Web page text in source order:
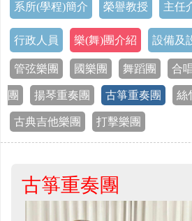
系所(學程)簡介 榮譽教授 主任
行政人員 樂(舞)團介紹 設備及
管弦樂團 國樂團 舞蹈團 合
團 揚琴重奏團 古箏重奏團 絲
古典吉他樂團 打擊樂團
古箏重奏團